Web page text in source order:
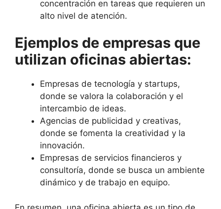
concentración en tareas que requieren un
alto nivel de atención.
Ejemplos de empresas que
utilizan oficinas abiertas:
Empresas de tecnología y startups,
donde se valora la colaboración y el
intercambio de ideas.
Agencias de publicidad y creativas,
donde se fomenta la creatividad y la
innovación.
Empresas de servicios financieros y
consultoría, donde se busca un ambiente
dinámico y de trabajo en equipo.